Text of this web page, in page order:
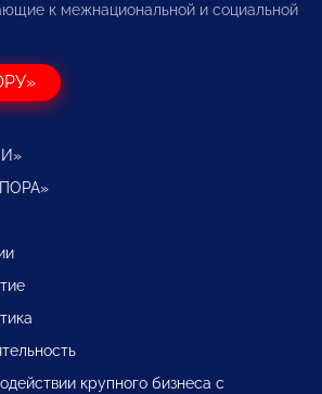
к межнациональной и социальной
крупного бизнеса с